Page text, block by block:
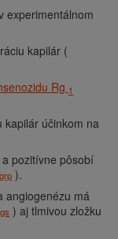
experimentálnom
kapilár (
Rg 1
kapilár účinkom na
pozitívne pôsobí
).
angiogenézu má
) aj tlmivou zložku